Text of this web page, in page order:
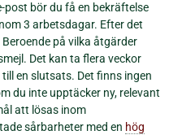
post bör du få en bekräftelse
3 arbetsdagar. Efter det
på vilka åtgärder
Det kan ta flera veckor
en slutsats. Det finns ingen
du inte upptäcker ny, relevant
att lösas inom
sårbarheter med en hög